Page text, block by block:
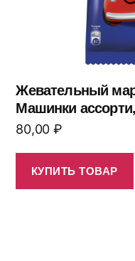
Жевательный
Машинки
80,00 ₽
КУПИТЬ ТОВАР